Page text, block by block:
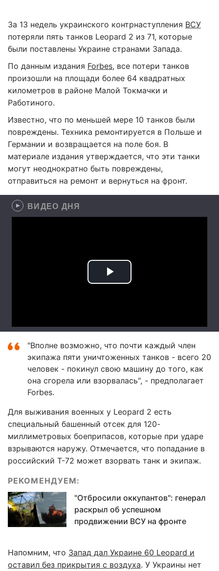
За 13 недель украинского контрнаступления ВСУ
потеряли пять танков Leopard 2 из 71, которые
были поставлены Украине странами Запада.
По данным издания Forbes, все потери танков
произошли на площади более 64 квадратных
километров в районе Малой Токмачки и
Работиного.
Известно, что по меньшей мере 10 танков были
повреждены. Техника ремонтируется в Польше и
Германии и возвращается на поле боя. В
материале издания утверждается, что эти танки
могут неоднократно быть повреждены,
отправиться на ремонт и вернуться на фронт.
ВИДЕО ДНЯ
"Вполне возможно, что почти каждый член
экипажа пяти уничтоженных танков - всего 20
человек - покинул свою машину до того, как
она сгорела или взорвалась", - предполагает
Forbes.
Для выживания военных у Leopard 2 есть
специальный башенный отсек для 120-
миллиметровых боеприпасов, которые при ударе
взрываются наружу. Отмечается, что попадание в
российский Т-72 может взорвать танк и экипаж.
РЕКОМЕНДУЕМ:
"Отбросили оккупантов": генерал
раскрыл об успешном
продвижении ВСУ на фронте
Напомним, что Запад дал Украине 60 Leopard и
оставил без прикрытия с воздуха. У Украины нет